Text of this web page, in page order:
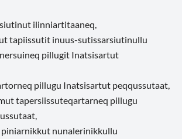
ilinniartitaaneq,
tapiissutit inuus-sutissarsiutinullu
pillugit Inatsisartut
pillugu Inatsisartut peqqussutaat,
tapersiissuteqartarneq pillugu
piniarnikkut nunalerinikkullu